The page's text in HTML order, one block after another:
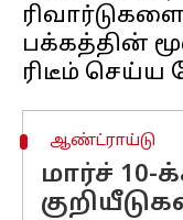
பக்கத்தின்
ஆண்ட்ராய்டு
மார்ச்